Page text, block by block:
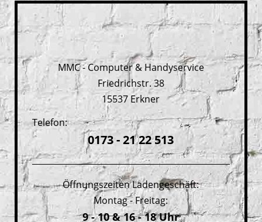
MMC - Computer & Handyservice
Friedrichstr. 38
15537 Erkner
Telefon:
0173 - 21 22 513
Öffnungszeiten Ladengeschäft:
Montag - Freitag:
9 - 10 & 16 - 18 Uhr